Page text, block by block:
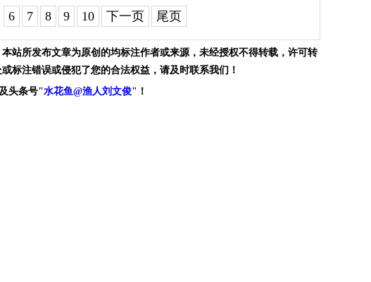
6 7 8 9 10 下一页 尾页
站所发布文章为原创的均标注作者或来源，未经授权不得转载，许可转
标注错误或侵犯了您的合法权益，请及时联系我们！
头条号"水花鱼@渔人刘文俊"！